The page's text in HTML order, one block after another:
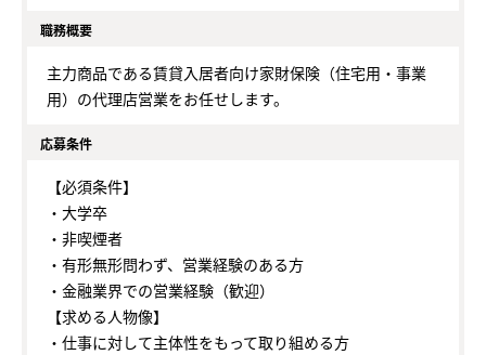
職務概要
主力商品である賃貸入居者向け家財保険（住宅用・事業
用）の代理店営業をお任せします。
応募条件
【必須条件】
・大学卒
・非喫煙者
・有形無形問わず、営業経験のある方
・金融業界での営業経験（歓迎）
【求める人物像】
・仕事に対して主体性をもって取り組める方